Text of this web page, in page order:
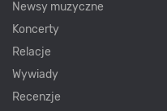
Newsy muzyczne
Koncerty
Relacje
Wywiady
Recenzje